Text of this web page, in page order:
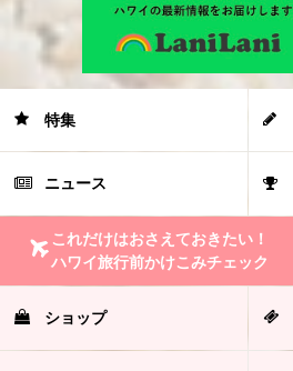
特集
ニュース
これだけはおさえておきたい！
ハワイ旅行前かけこみチェック
ショップ